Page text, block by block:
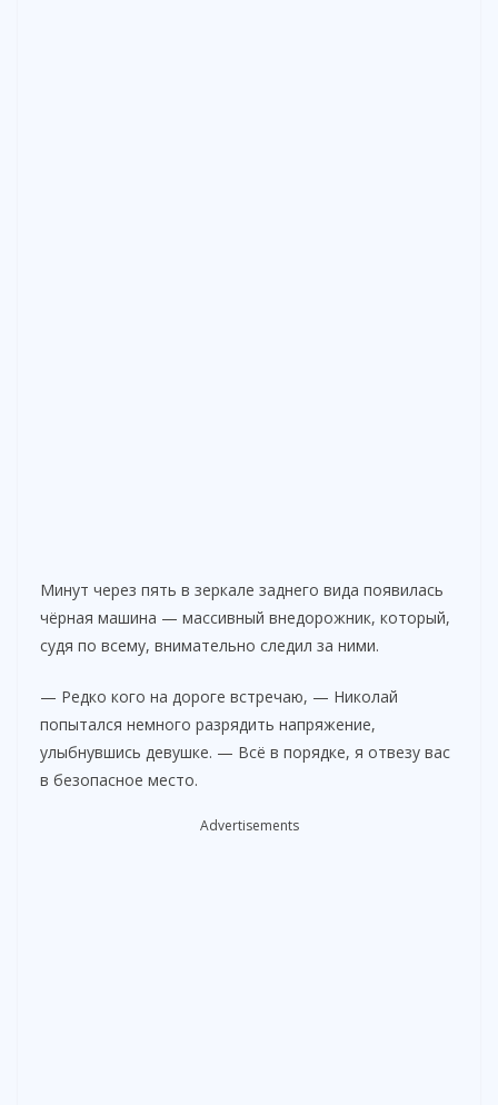
Минут через пять в зеркале заднего вида появилась
чёрная машина — массивный внедорожник, который,
судя по всему, внимательно следил за ними.
— Редко кого на дороге встречаю, — Николай
попытался немного разрядить напряжение,
улыбнувшись девушке. — Всё в порядке, я отвезу вас
в безопасное место.
Advertisements